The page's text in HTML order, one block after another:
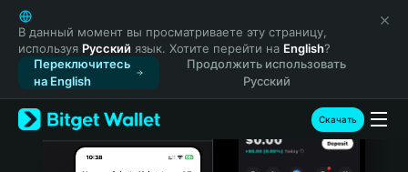
English
日本語
Tiếng Việt
Русский
Español (Latinoamérica)
Türkçe
Italiano
В данный момент вы просматриваете эту страницу,
используя Русский язык. Хотите перейти на English?
Переключитесь
на English
Продолжить использовать
Русский
Скачать